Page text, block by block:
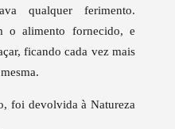
qualquer ferimento.
o alimento fornecido, e
ficando cada vez mais
foi devolvida à Natureza